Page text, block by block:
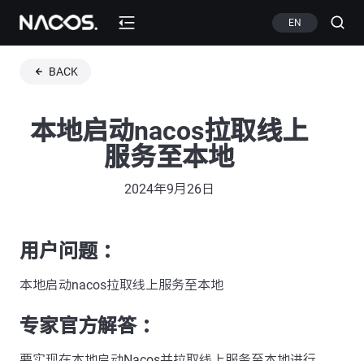
EN
BACK
本地启动nacos拉取线上
服务至本地
2024年9月26日
用户问题 ：
本地启动nacos拉取线上服务至本地
专家官方解答 ：